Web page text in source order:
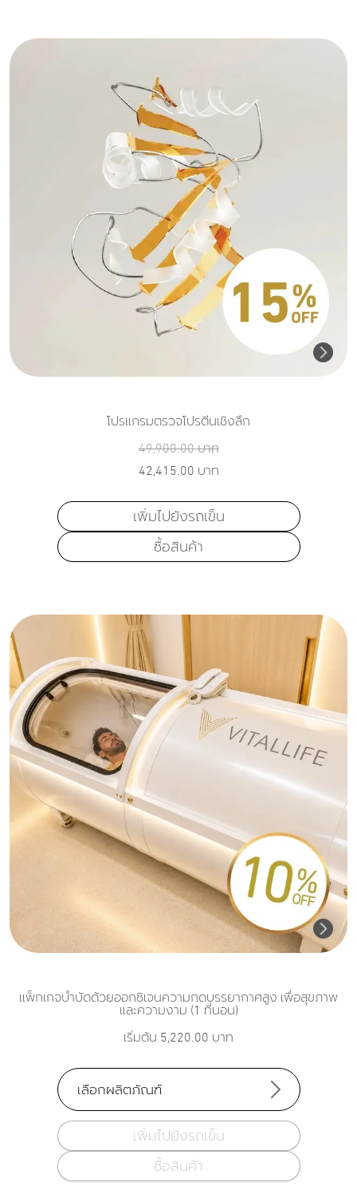
โปรแกรมตรวจโปรตีนเชิงลึก
49,900.00 บาท
42,415.00 บาท
เพิ่มไปยังรถเข็น
ซื้อสินค้า
แพ็กเกจบำบัดด้วยออกซิเจนความกดบรรยากาศสูง เพื่อสุขภาพ
และความงาม (1 ที่นอน)
เริ่มต้น 5,220.00 บาท
เลือกผลิตภัณฑ์
เพิ่มไปยังรถเข็น
ซื้อสินค้า